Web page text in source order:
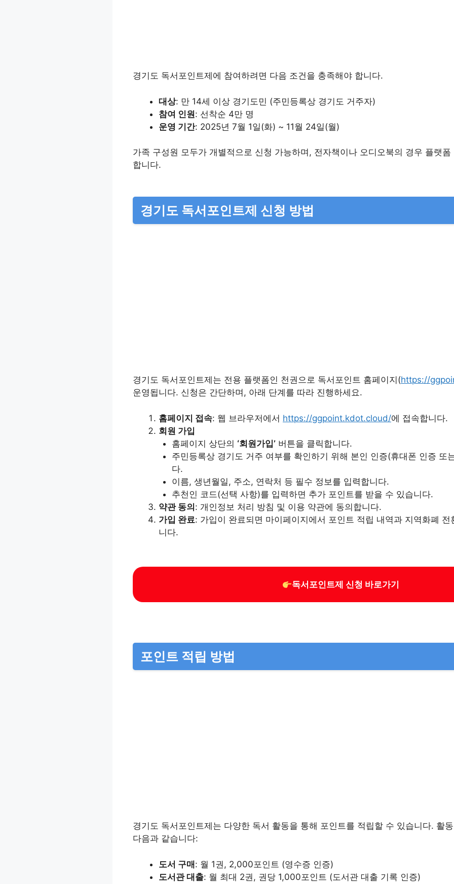
경기도 독서포인트제에 참여하려면 다음 조건을 충족해야 합니다.
대상: 만 14세 이상 경기도민 (주민등록상 경기도 거주자)
참여 인원: 선착순 4만 명
운영 기간: 2025년 7월 1일(화) ~ 11월 24일(월)
가족 구성원 모두가 개별적으로 신청 가능하며, 전자책이나 오디오북의 경우 플랫
합니다.
경기도 독서포인트제 신청 방법
경기도 독서포인트제는 전용 플랫폼인 천권으로 독서포인트 홈페이지(https://
운영됩니다. 신청은 간단하며, 아래 단계를 따라 진행하세요.
홈페이지 접속: 웹 브라우저에서 https://ggpoint.kdot.cloud/에 접속합니다.
회원 가입
홈페이지 상단의 ‘회원가입’버튼을 클릭합니다.
주민등록상 경기도 거주 여부를 확인하기 위해 본인 인증(휴대폰 인증 또
다.
이름, 생년월일, 주소, 연락처 등 필수 정보를 입력합니다.
추천인 코드(선택 사항)를 입력하면 추가 포인트를 받을 수 있습니다.
약관 동의: 개인정보 처리 방침 및 이용 약관에 동의합니다.
가입 완료: 가입이 완료되면 마이페이지에서 포인트 적립 내역과 지역화폐
니다.
독서포인트제 신청 바로가기
포인트 적립 방법
경기도 독서포인트제는 다양한 독서 활동을 통해 포인트를 적립할 수 있습니다. 활
다음과 같습니다:
도서 구매: 월 1권, 2,000포인트 (영수증 인증)
도서관 대출: 월 최대 2권, 권당 1,000포인트 (도서관 대출 기록 인증)